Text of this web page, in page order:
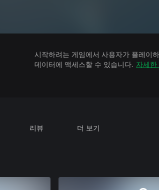
시작하려는 게임에서 사용자가 플레이
데이터에 액세스할 수 있습니다. 자세한
리뷰 더 보기